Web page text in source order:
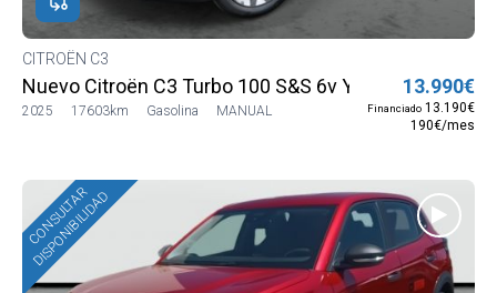
CITROËN C3
Nuevo Citroën C3 Turbo 100 S&S 6v YOU
2025 17603km Gasolina MANUAL
13.990€
Financiado 13.190€
190€/mes
CONSULTAR
DISPONIBILIDAD